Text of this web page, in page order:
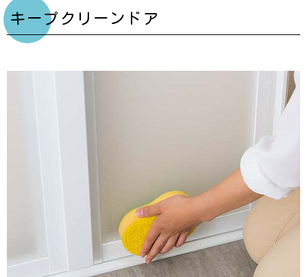
キープクリーンドア